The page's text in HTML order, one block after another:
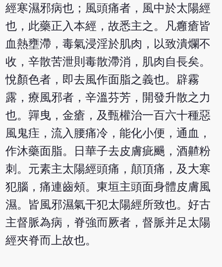
經寒濕邪病也；風頭痛者，風中於太陽經
也，此藥正入本經，故悉主之。凡癰瘡皆
血熱壅滯，毒氣浸淫於肌肉，以致潰爛不
收，辛散苦泄則毒散滯消，肌肉自長矣。
悅顏色者，即去風作面脂之義也。辟霧
露，療風邪者，辛溫芬芳，開發升散之力
也。嚲曳，金瘡，及甄權治一百六十種惡
風鬼疰，流入腰痛冷，能化小便，通血，
作沐藥面脂。日華子去皮膚疵颺，酒齄粉
刺。元素主太陽經頭痛，顛頂痛，及大寒
犯腦，痛連齒頰。東垣主頭面身體皮膚風
濕。皆風邪濕氣干犯太陽經所致也。好古
主督脈為病，脊強而厥者，督脈并足太陽
經夾脊而上故也。